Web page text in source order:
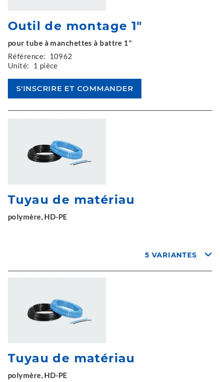
Outil de montage 1"
pour tube à manchettes à battre 1"
Référence:
10962
Unité:
1 pièce
Tuyau de matériau
polymère, HD-PE
5 VARIANTES
Tuyau de matériau
polymère, HD-PE